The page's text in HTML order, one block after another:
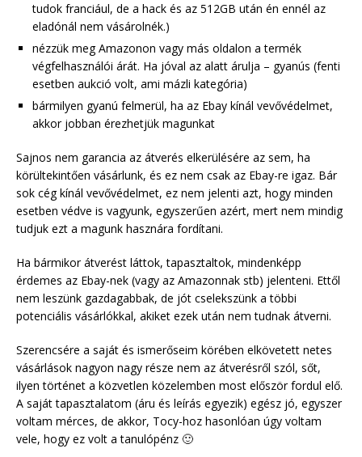
tudok franciául, de a hack és az 512GB után én ennél az
eladónál nem vásárolnék.)
nézzük meg Amazonon vagy más oldalon a termék
végfelhasználói árát. Ha jóval az alatt árulja – gyanús (fenti
esetben aukció volt, ami mázli kategória)
bármilyen gyanú felmerül, ha az Ebay kínál vevővédelmet,
akkor jobban érezhetjük magunkat
Sajnos nem garancia az átverés elkerülésére az sem, ha
körültekintően vásárlunk, és ez nem csak az Ebay-re igaz. Bár
sok cég kínál vevővédelmet, ez nem jelenti azt, hogy minden
esetben védve is vagyunk, egyszerűen azért, mert nem mindig
tudjuk ezt a magunk hasznára fordítani.
Ha bármikor átverést láttok, tapasztaltok, mindenképp
érdemes az Ebay-nek (vagy az Amazonnak stb) jelenteni. Ettől
nem leszünk gazdagabbak, de jót cselekszünk a többi
potenciális vásárlókkal, akiket ezek után nem tudnak átverni.
Szerencsére a saját és ismerőseim körében elkövetett netes
vásárlások nagyon nagy része nem az átverésről szól, sőt,
ilyen történet a közvetlen közelemben most először fordul elő.
A saját tapasztalatom (áru és leírás egyezik) egész jó, egyszer
voltam mérces, de akkor, Tocy-hoz hasonlóan úgy voltam
vele, hogy ez volt a tanulópénz 🙂